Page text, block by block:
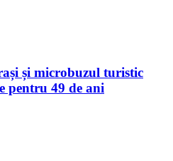
și microbuzul turistic
pentru 49 de ani